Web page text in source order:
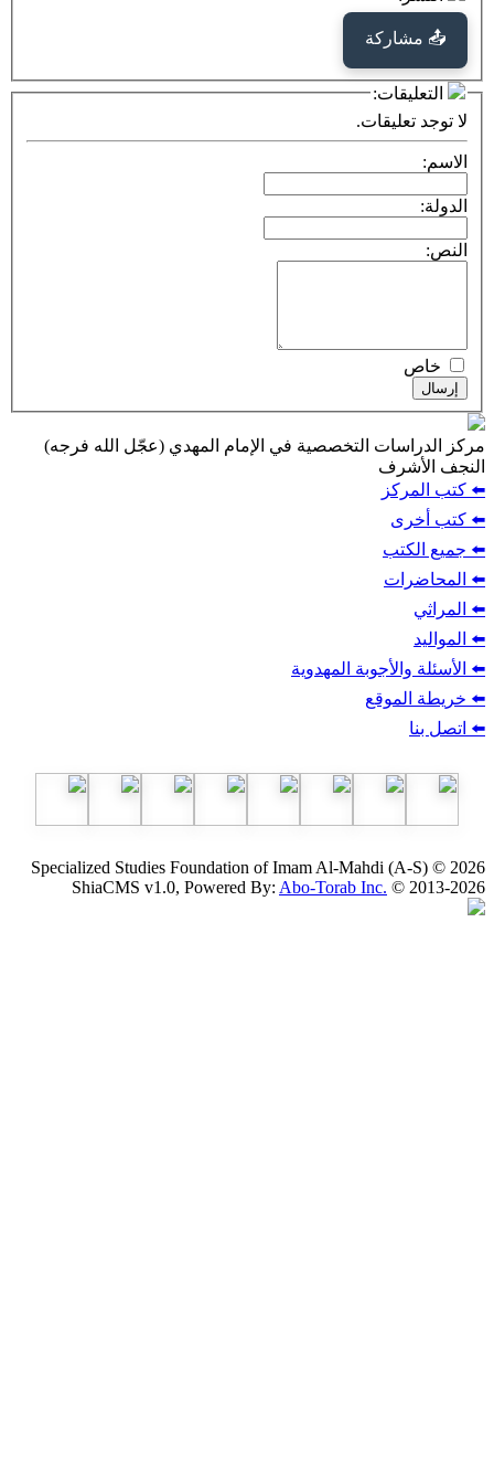
التخصصية في الإمام المهدي (عجّل الله فرجه)
المهدوية
Specialized Studies Foundation of Imam Al-
ShiaCMS v1.0, Powered By:Abo-Torab Inc.